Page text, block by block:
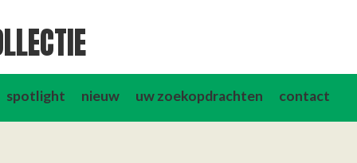
spotlight nieuw uw zoekopdrachten contact